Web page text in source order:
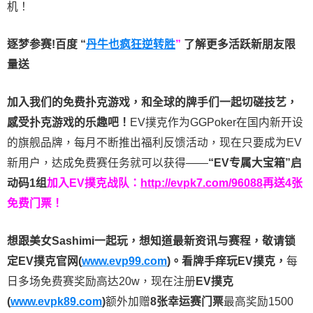
机！
逐梦参赛!百度 “丹牛也疯狂逆转胜” 了解更多活跃新朋友限
量送
加入我们的免费扑克游戏，和全球的牌手们一起切磋技艺，
感受扑克游戏的乐趣吧！ EV撲克作为GGPoker在国内新开设
的旗舰品牌，每月不断推出福利反馈活动，现在只要成为EV
新用户，达成免费赛任务就可以获得——“EV专属大宝箱”启
动码1组加入EV撲克战队： http://evpk7.com/96088再送4张
免费门票！
想跟美女Sashimi一起玩， 想知道最新资讯与赛程， 敬请锁
定EV撲克官网(www.evp99.com)。 看牌手痒玩EV撲克， 每
日多场免费赛奖励高达20w，现在注册 EV撲克
(www.evpk89.com)额外加赠8张幸运赛门票最高奖励1500